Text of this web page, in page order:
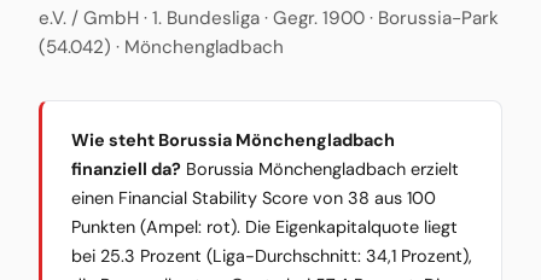
e.V. / GmbH · 1. Bundesliga · Gegr. 1900 · Borussia-Park
(54.042) · Mönchengladbach
Wie steht Borussia Mönchengladbach
finanziell da? Borussia Mönchengladbach erzielt
einen Financial Stability Score von 38 aus 100
Punkten (Ampel: rot). Die Eigenkapitalquote liegt
bei 25.3 Prozent (Liga-Durchschnitt: 34,1 Prozent),